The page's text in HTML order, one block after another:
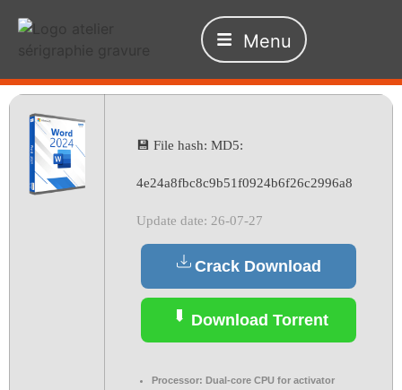
Menu
💾 File hash: MD5:
4e24a8fbc8c9b51f0924b6f26c2996a8
Update date: 26-07-27
Crack Download
Download Torrent
Processor: Dual-core CPU for activator